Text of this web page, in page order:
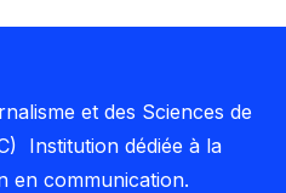
et des Sciences de
Institution dédiée à la
en communication.